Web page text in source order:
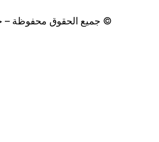
© جميع الحقوق محفوظة –